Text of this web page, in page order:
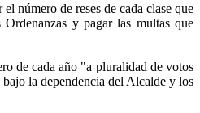
número de reses de cada clase que
y pagar las multas que
de cada año "a pluralidad de votos
la dependencia del Alcalde y los